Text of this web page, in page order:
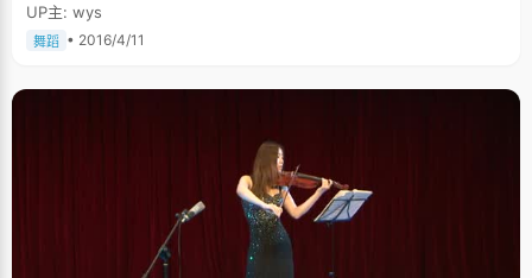
UP主: wys
舞蹈 • 2016/4/11